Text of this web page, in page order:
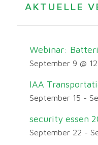
AKTUELLE
Webinar:
September 9 @
IAA
September 15 -
security essen
September 22 -